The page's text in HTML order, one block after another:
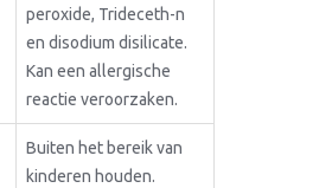
peroxide, Trideceth-n
en disodium disilicate.
Kan een allergische
reactie veroorzaken.
Buiten het bereik van
kinderen houden.